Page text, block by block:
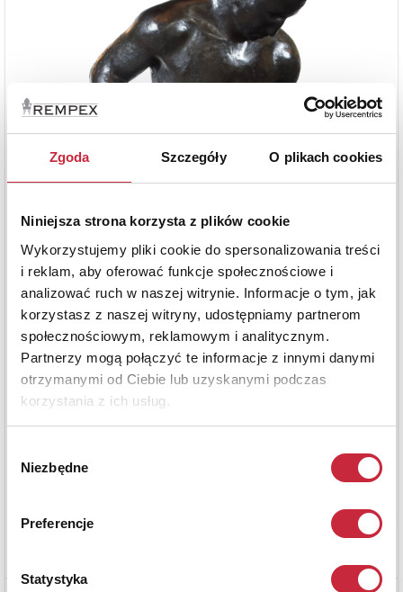
Zgoda Szczegóły O plikach cookies
Niniejsza strona korzysta z plików cookie
Wykorzystujemy pliki cookie do spersonalizowania treści
i reklam, aby oferować funkcje społecznościowe i
analizować ruch w naszej witrynie. Informacje o tym, jak
korzystasz z naszej witryny, udostępniamy partnerom
społecznościowym, reklamowym i analitycznym.
Partnerzy mogą połączyć te informacje z innymi danymi
otrzymanymi od Ciebie lub uzyskanymi podczas
korzystania z ich usług.
zgody
Niezbędne
Preferencje
Statystyka